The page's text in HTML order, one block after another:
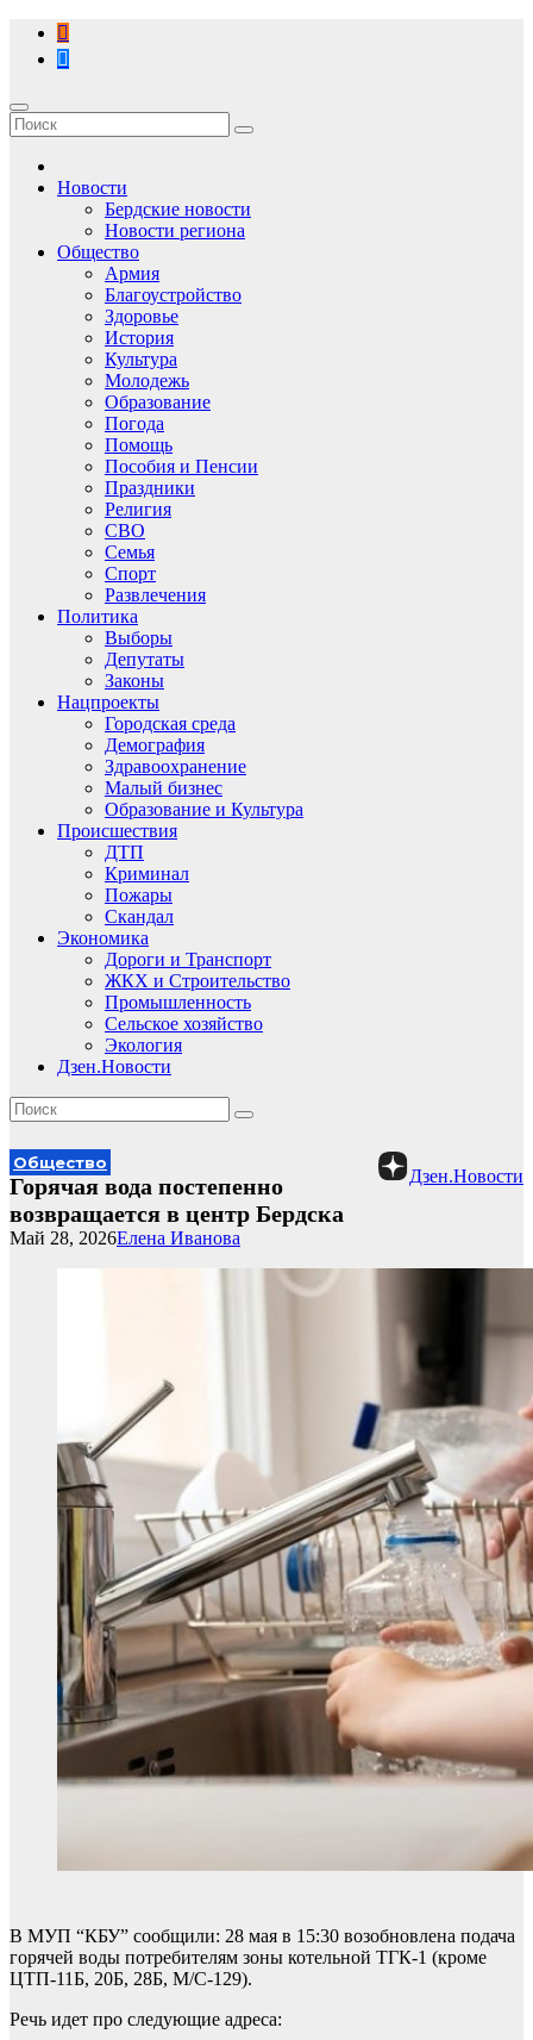
Перейти
содержимому
Новости
Бердские новости
Новости региона
Общество
Армия
Благоустройство
Здоровье
История
Культура
Молодежь
Образование
Погода
Помощь
Пособия и Пенсии
Праздники
Религия
СВО
Семья
Спорт
Развлечения
Политика
Выборы
Депутаты
Законы
Нацпроекты
Городская среда
Демография
Здравоохранение
Малый бизнес
Образование и Культура
Происшествия
ДТП
Криминал
Пожары
Скандал
Экономика
Дороги и Транспорт
ЖКХ и Строительство
Промышленность
Сельское хозяйство
Экология
Дзен.Новости
Дзен.Новости
Общество
Горячая вода постепенно
возвращается в центр Бердска
Елена Иванова
Май 28, 2026
В МУП “КБУ” сообщили: 28 мая в 15:30 возобновлена подача
горячей воды потребителям зоны котельной ТГК-1 (кроме
ЦТП-11Б, 20Б, 28Б, М/С-129).
Речь идет про следующие адреса: